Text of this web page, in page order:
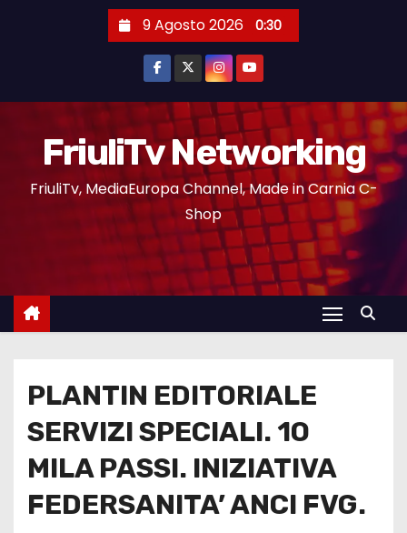
9 Agosto 2026 0:30
FriuliTv Networking
FriuliTv, MediaEuropa Channel, Made in Carnia C-
Shop
PLANTIN EDITORIALE
SERVIZI SPECIALI. 1O
MILA PASSI. INIZIATIVA
FEDERSANITA’ ANCI FVG.